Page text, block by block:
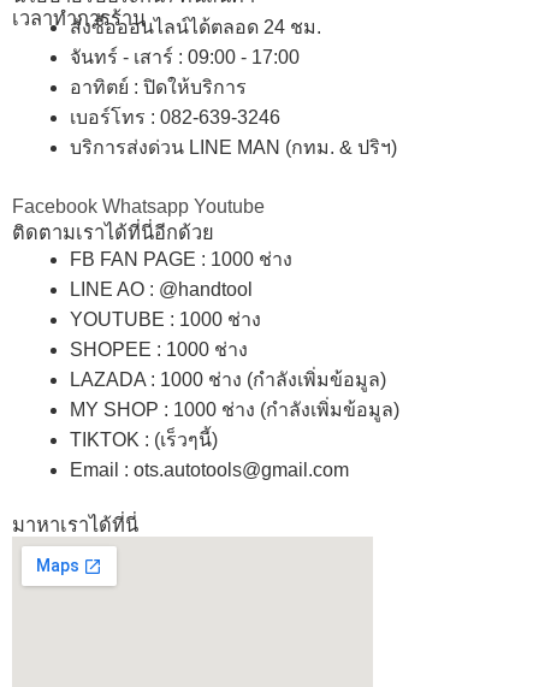
เวลาทำการร้าน
สั่งซื้อออนไลน์ได้ตลอด 24 ชม.
จันทร์ - เสาร์ : 09:00 - 17:00
อาทิตย์ : ปิดให้บริการ
เบอร์โทร : 082-639-3246
บริการส่งด่วน LINE MAN (กทม. & ปริฯ)
Facebook Whatsapp Youtube
ติดตามเราได้ที่นี่อีกด้วย
FB FAN PAGE : 1000 ช่าง
LINE AO : @handtool
YOUTUBE : 1000 ช่าง
SHOPEE : 1000 ช่าง
LAZADA : 1000 ช่าง (กำลังเพิ่มข้อมูล)
MY SHOP : 1000 ช่าง (กำลังเพิ่มข้อมูล)
TIKTOK : (เร็วๆนี้)
Email : ots.autotools@gmail.com
มาหาเราได้ที่นี่